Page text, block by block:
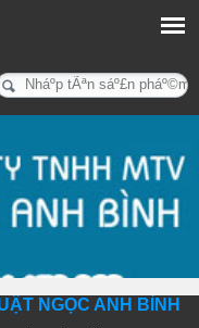
NGỌC ANH BÌNH